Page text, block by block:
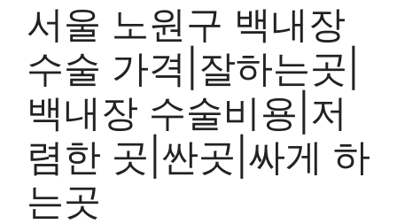
서울 노원구 백내장
수술 가격|잘하는곳|
백내장 수술비용|저
렴한 곳|싼곳|싸게 하
는곳